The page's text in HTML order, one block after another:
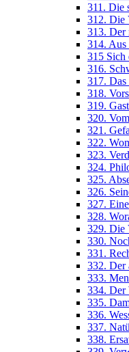
311. Die
312. Die
313. Der
314. Aus
315 Sich
316.
317.
318.
319.
320.
321.
322.
323.
324.
325.
326.
327.
328.
329. Die
330.
331.
332. Der
333.
334. Der
335.
336.
337.
338.